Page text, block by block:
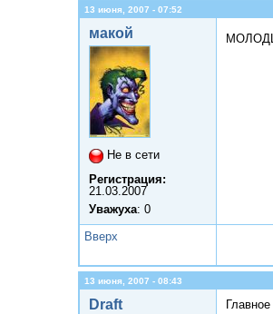
13 июня, 2007 - 07:52
макой
Не в сети
Регистрация:
21.03.2007
Уважуха: 0
Вверх
13 июня, 2007 - 08:43
Draft